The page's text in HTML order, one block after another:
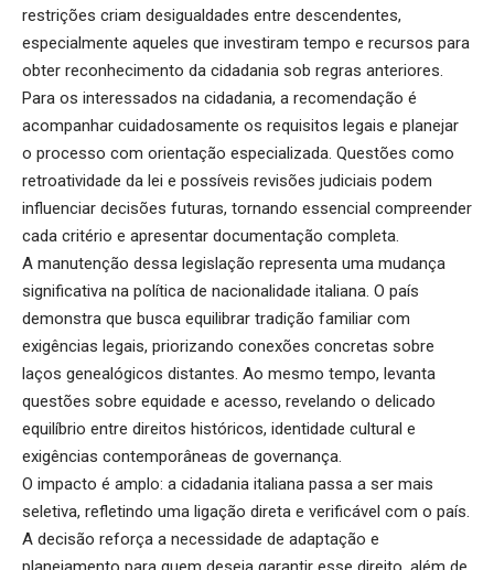
restrições criam desigualdades entre descendentes,
especialmente aqueles que investiram tempo e recursos para
obter reconhecimento da cidadania sob regras anteriores.
Para os interessados na cidadania, a recomendação é
acompanhar cuidadosamente os requisitos legais e planejar
o processo com orientação especializada. Questões como
retroatividade da lei e possíveis revisões judiciais podem
influenciar decisões futuras, tornando essencial compreender
cada critério e apresentar documentação completa.
A manutenção dessa legislação representa uma mudança
significativa na política de nacionalidade italiana. O país
demonstra que busca equilibrar tradição familiar com
exigências legais, priorizando conexões concretas sobre
laços genealógicos distantes. Ao mesmo tempo, levanta
questões sobre equidade e acesso, revelando o delicado
equilíbrio entre direitos históricos, identidade cultural e
exigências contemporâneas de governança.
O impacto é amplo: a cidadania italiana passa a ser mais
seletiva, refletindo uma ligação direta e verificável com o país.
A decisão reforça a necessidade de adaptação e